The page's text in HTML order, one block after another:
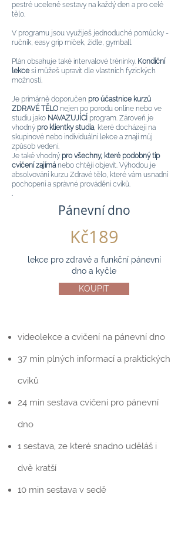
pestré ucelené sestavy na každý den a pro celé
tělo.
V programu jsou využiješ jednoduché pomůcky -
ručník, easy grip míček, židle, gymball.
Plán obsahuje také intervalové tréninky. Kondiční
lekce si můžeš upravit dle vlastních fyzických
možností.​
Je primárně doporučen pro účastnice kurzů
ZDRAVÉ TĚLO nejen po porodu online nebo ve
studiu jako NAVAZUJÍCÍ program. Zároveň je
vhodný pro klientky studia, které docházejí na
skupinové nebo individuální lekce a znají můj
způsob vedení.
Je také vhodný pro všechny, které podobný tip
cvičení zajímánebo chtějí objevit. Výhodou je
absolvování kurzu Zdravé tělo, které vám usnadní
pochopení a správné provádění cviků.
Pánevní dno
Kč189
lekce pro zdravé a funkční pánevní
dno a kyčle
KOUPIT
videolekce a cvičení na pánevní dno
37 min plných informací a praktických
cviků
24 min sestava cvičení pro pánevní
dno
1 sestava, ze které snadno uděláš i
dvě kratší
10 min sestava v sedě